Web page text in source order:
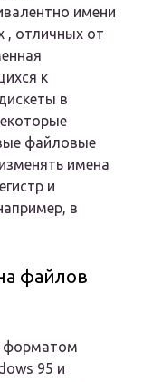
имени
, отличных от
к
в
файловые
имена
и
в
файлов
форматом
95 и